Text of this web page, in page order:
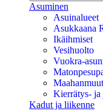
Asuminen
Asuinalueet
Asukkaana
Ikäihmiset
Vesihuolto
Vuokra-
Kierrätys- ja
Kadut ja liikenne